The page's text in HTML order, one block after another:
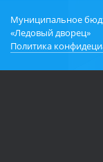
Муниципальное
«Ледовый дворец»
Политика